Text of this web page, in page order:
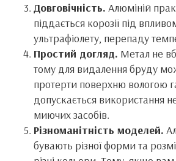
Довговічність. Алюміній
піддається корозії під
ультрафіолету, перепаду
Простий догляд. Метал не
тому для видалення бруду
протерти поверхню вологою
допускається використання
миючих засобів.
Різноманітність моделей.
бувають різної форми та